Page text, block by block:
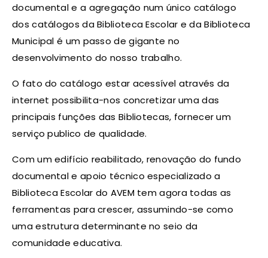
documental e a agregação num único catálogo
dos catálogos da Biblioteca Escolar e da Biblioteca
Municipal é um passo de gigante no
desenvolvimento do nosso trabalho.
O fato do catálogo estar acessível através da
internet possibilita-nos concretizar uma das
principais funções das Bibliotecas, fornecer um
serviço publico de qualidade.
Com um edifício reabilitado, renovação do fundo
documental e apoio técnico especializado a
Biblioteca Escolar do AVEM tem agora todas as
ferramentas para crescer, assumindo-se como
uma estrutura determinante no seio da
comunidade educativa.